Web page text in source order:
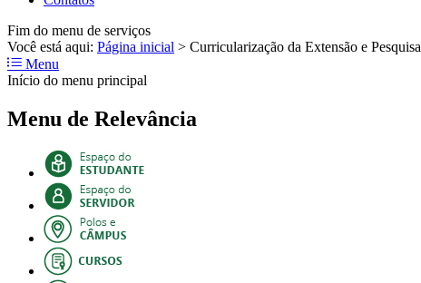
Fim do menu de serviços
Você está aqui: Página inicial > Curricularização da Extensão e Pesquisa
Menu
Início do menu principal
Menu de Relevância